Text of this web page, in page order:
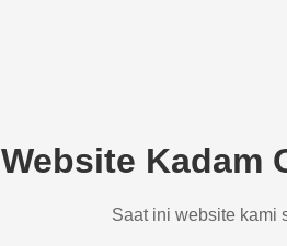
Website Kadam
Saat ini website kami